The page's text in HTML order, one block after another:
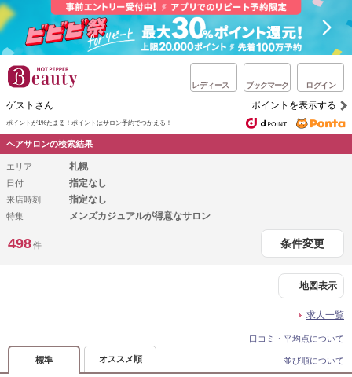
レディース ブックマーク ログイン
ゲストさん ポイントを表示する
ポイントが1%たまる！ ポイントはサロン予約でつかえる！
ヘアサロンの検索結果
エリア 札幌
日付 指定なし
来店時刻 指定なし
特集 メンズカジュアルが得意なサロン
498件 条件変更
地図表示
求人一覧
口コミ・平均点について
標準 オススメ順 並び順について